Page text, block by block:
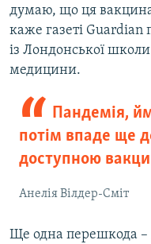
думаю, що ця вакцина
каже газеті Guardian
із Лондонської школи
медицини.
Пандемія,
потім впаде ще
доступною
Анелія Вілдер-Сміт
Ще одна перешкода –